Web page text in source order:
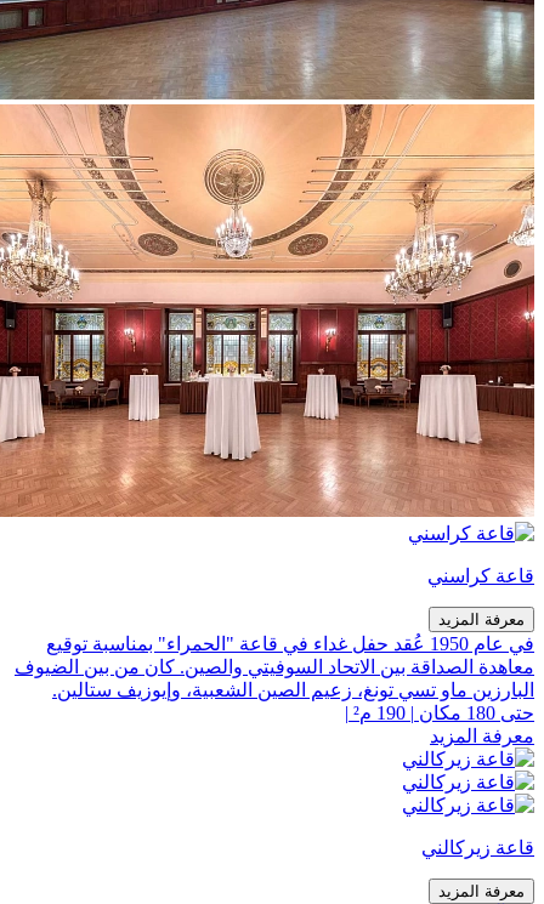
قاعة كراسني
معرفة المزيد
في عام 1950 عُقد حفل غداء في قاعة "الحمراء" بمناسبة توقيع
معاهدة الصداقة بين الاتحاد السوفيتي والصين. كان من بين الضيوف
البارزين ماو تسي تونغ، زعيم الصين الشعبية، وإيوزيف ستالين.
حتى 180 مكان
| 190 م²
|
معرفة المزيد
قاعة زيركالني
معرفة المزيد